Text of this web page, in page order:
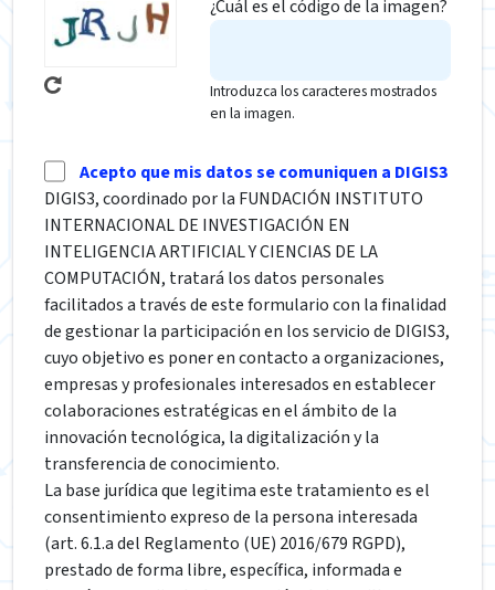
¿Cuál es el código de la imagen?
Introduzca los caracteres mostrados
en la imagen.
Acepto que mis datos se comuniquen a DIGIS3
DIGIS3, coordinado por la FUNDACIÓN INSTITUTO
INTERNACIONAL DE INVESTIGACIÓN EN
INTELIGENCIA ARTIFICIAL Y CIENCIAS DE LA
COMPUTACIÓN, tratará los datos personales
facilitados a través de este formulario con la finalidad
de gestionar la participación en los servicio de DIGIS3,
cuyo objetivo es poner en contacto a organizaciones,
empresas y profesionales interesados en establecer
colaboraciones estratégicas en el ámbito de la
innovación tecnológica, la digitalización y la
transferencia de conocimiento.
La base jurídica que legitima este tratamiento es el
consentimiento expreso de la persona interesada
(art. 6.1.a del Reglamento (UE) 2016/679 RGPD),
prestado de forma libre, específica, informada e